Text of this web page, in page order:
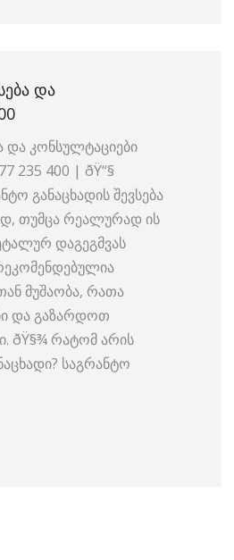
ᲓᲐ
და კონსულტაციები
235 400 | ðŸ“§
განაცხადის შევსება
თუმცა რეალურად ის
დაგეგმვას
მუშაობა, რათა
და გაზარდოთ
ðŸ§¾ რატომ არის
საგრანტო